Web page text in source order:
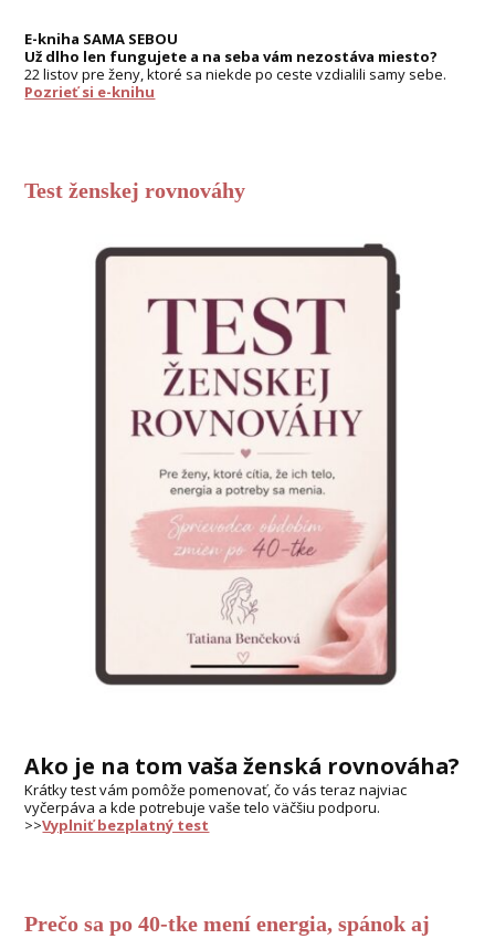
E-kniha SAMA SEBOU
Už dlho len fungujete a na seba vám nezostáva miesto?
22 listov pre ženy, ktoré sa niekde po ceste vzdialili samy sebe.
Pozrieť si e-knihu
Test ženskej rovnováhy
Ako je na tom vaša ženská rovnováha?
Krátky test vám pomôže pomenovať, čo vás teraz najviac
vyčerpáva a kde potrebuje vaše telo väčšiu podporu.
>>Vyplniť bezplatný test
Prečo sa po 40-tke mení energia, spánok aj